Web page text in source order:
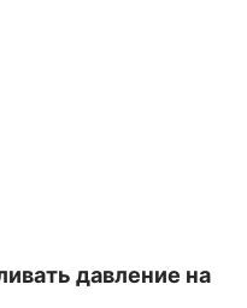
давление на